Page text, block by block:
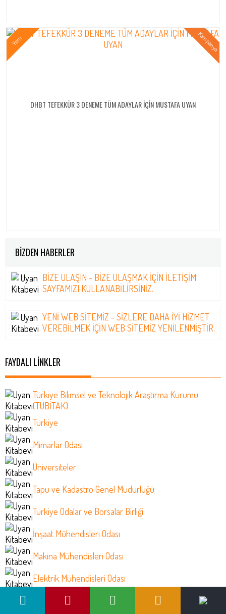
DHBT TEFEKKÜR 3 DENEME TÜM ADAYLAR İÇİN MUSTAFA UYAN
BİZDEN HABERLER
BİZE ULAŞIN - BIZE ULAŞMAK IÇIN ILETIŞIM
SAYFAMIZI KULLANABILIRSINIZ.
YENİ WEB SİTEMİZ - SIZLERE DAHA IYI HIZMET
VEREBILMEK IÇIN WEB SITEMIZ YENILENMIŞTIR.
FAYDALI LİNKLER
Türkiye Bilimsel ve Teknolojik Araştırma Kurumu
(TÜBİTAK)
Türkiye
Mimarlar Odası
Üniversiteler
Tapu ve Kadastro Genel Müdürlüğü
Türkiye Odalar ve Borsalar Birliği
İnşaat Mühendisleri Odası
Makina Mühendisleri Odası
Elektrik Mühendisleri Odası
Jeoloji Mühendisleri Odası